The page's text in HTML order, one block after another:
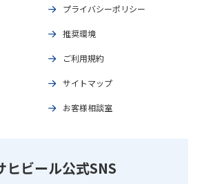
プライバシーポリシー
推奨環境
ご利用規約
サイトマップ
お客様相談室
ヒビール公式SNS